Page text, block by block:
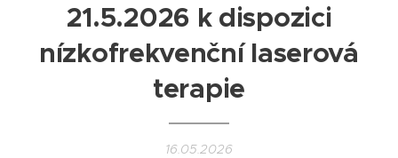
21.5.2026 k dispozici
nízkofrekvenční laserová
terapie
16.05.2026